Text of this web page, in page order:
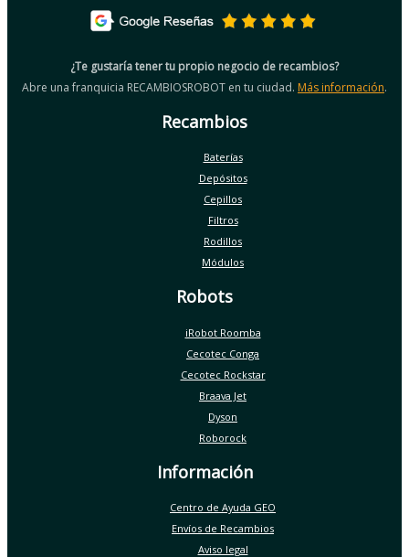
¿Te gustaría tener tu propio negocio de recambios?
Abre una franquicia RECAMBIOSROBOT en tu ciudad. Más información.
Recambios
Baterías
Depósitos
Cepillos
Filtros
Rodillos
Módulos
Robots
iRobot Roomba
Cecotec Conga
Cecotec Rockstar
Braava Jet
Dyson
Roborock
Información
Centro de Ayuda GEO
Envíos de Recambios
Aviso legal